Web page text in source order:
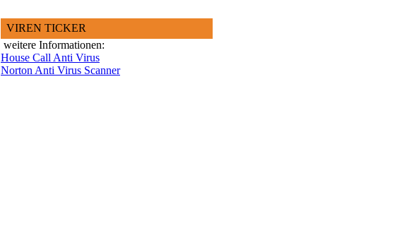
VIREN TICKER
weitere Informationen:
House Call Anti Virus
Norton Anti Virus Scanner